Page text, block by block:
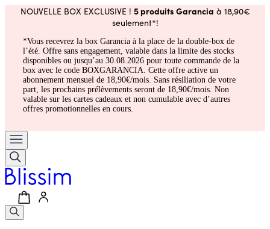
NOUVELLE BOX EXCLUSIVE ! 5 produits Garancia à 18,90€
seulement*!
*Vous recevrez la box Garancia à la place de la double-box de
l’été. Offre sans engagement, valable dans la limite des stocks
disponibles ou jusqu’au 30.08.2026 pour toute commande de la
box avec le code BOXGARANCIA. Cette offre active un
abonnement mensuel de 18,90€/mois. Sans résiliation de votre
part, les prochains prélèvements seront de 18,90€/mois. Non
valable sur les cartes cadeaux et non cumulable avec d’autres
offres promotionnelles en cours.